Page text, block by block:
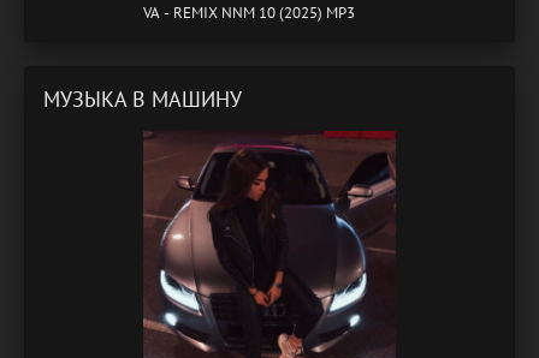
VA - REMIX NNM 10 (2025) MP3
МУЗЫКА В МАШИНУ